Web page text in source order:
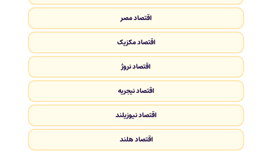
اقتصاد مصر
اقتصاد مکزیک
اقتصاد نروژ
اقتصاد نیجریه
اقتصاد نیوزیلند
اقتصاد هلند